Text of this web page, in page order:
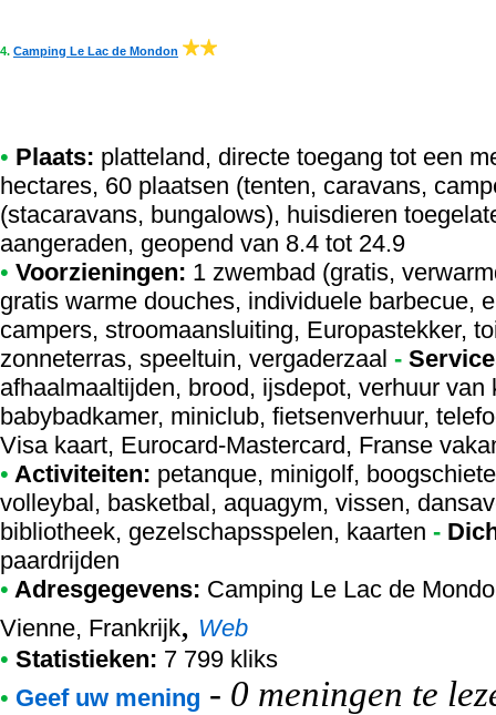
4. Camping Le Lac de Mondon
• Plaats: platteland, directe toegang tot een
hectares, 60 plaatsen (tenten, caravans,
(stacaravans, bungalows), huisdieren
aangeraden, geopend van 8.4 tot 24.9
• Voorzieningen: 1 zwembad (gratis,
gratis warme douches, individuele barbecue,
campers, stroomaansluiting, Europastekker,
zonneterras, speeltuin, vergaderzaal -
afhaalmaaltijden, brood, ijsdepot, verhuur
babybadkamer, miniclub, fietsenverhuur,
Visa kaart, Eurocard-Mastercard, Franse
• Activiteiten: petanque, minigolf,
volleybal, basketbal, aquagym, vissen,
bibliotheek, gezelschapsspelen, kaarten -
paardrijden
• Adresgegevens: Camping Le Lac de
Vienne, Frankrijk, Web
• Statistieken: 7 799 kliks
• Geef uw mening - 0 meningen te